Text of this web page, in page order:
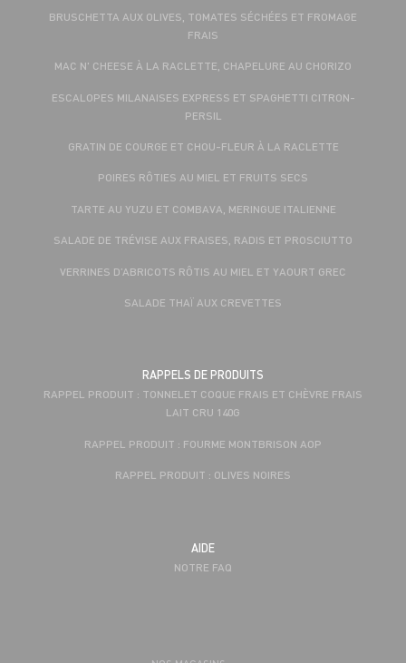
BRUSCHETTA AUX OLIVES, TOMATES SÉCHÉES ET FROMAGE
FRAIS
MAC N' CHEESE À LA RACLETTE, CHAPELURE AU CHORIZO
ESCALOPES MILANAISES EXPRESS ET SPAGHETTI CITRON-
PERSIL
GRATIN DE COURGE ET CHOU-FLEUR À LA RACLETTE
POIRES RÔTIES AU MIEL ET FRUITS SECS
TARTE AU YUZU ET COMBAVA, MERINGUE ITALIENNE
SALADE DE TRÉVISE AUX FRAISES, RADIS ET PROSCIUTTO
VERRINES D’ABRICOTS RÔTIS AU MIEL ET YAOURT GREC
SALADE THAÏ AUX CREVETTES
RAPPELS DE PRODUITS
RAPPEL PRODUIT : TONNELET COQUE FRAIS ET CHÈVRE FRAIS
LAIT CRU 140G
RAPPEL PRODUIT : FOURME MONTBRISON AOP
RAPPEL PRODUIT : OLIVES NOIRES
AIDE
NOTRE FAQ